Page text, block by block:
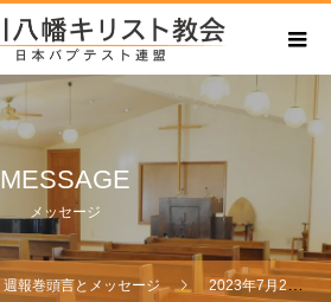
MESSAGE
メッセージ
週報巻頭言とメッセージ 2023年7月23日礼拝「息交わす土たち」